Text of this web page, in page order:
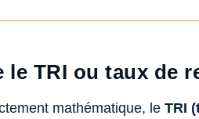
le TRI ou taux de
mathématique, le TRI